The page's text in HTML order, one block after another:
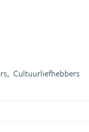
Cultuurliefhebbers